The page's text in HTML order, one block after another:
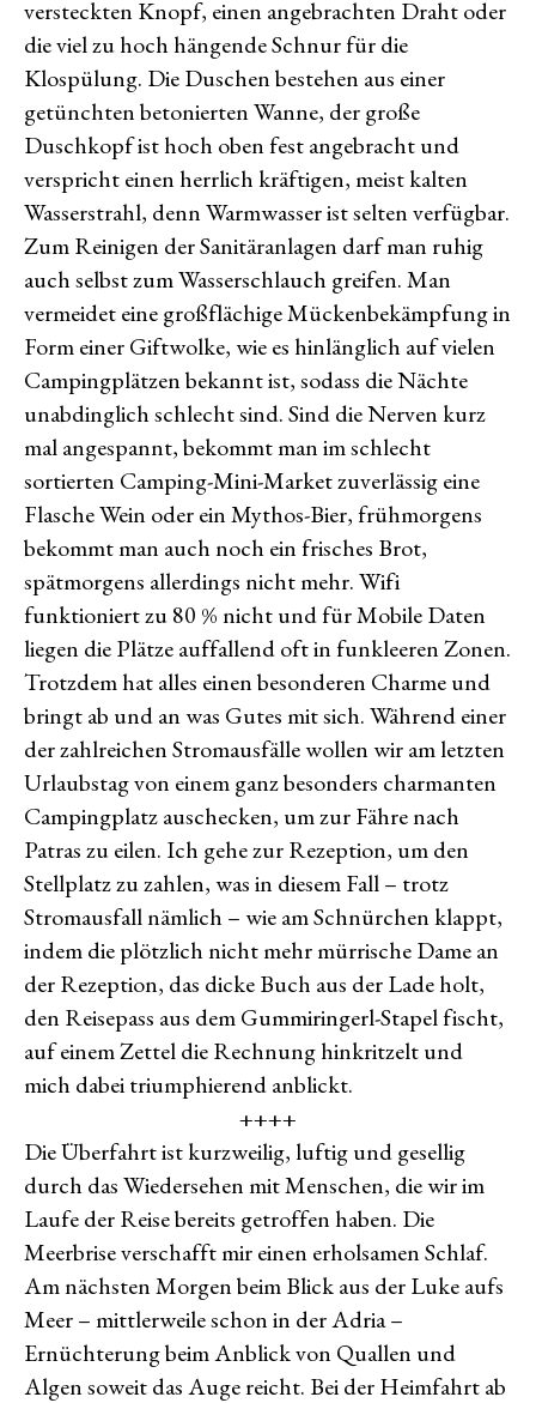
versteckten Knopf, einen angebrachten Draht oder
die viel zu hoch hängende Schnur für die
Klospülung. Die Duschen bestehen aus einer
getünchten betonierten Wanne, der große
Duschkopf ist hoch oben fest angebracht und
verspricht einen herrlich kräftigen, meist kalten
Wasserstrahl, denn Warmwasser ist selten verfügbar.
Zum Reinigen der Sanitäranlagen darf man ruhig
auch selbst zum Wasserschlauch greifen. Man
vermeidet eine großflächige Mückenbekämpfung in
Form einer Giftwolke, wie es hinlänglich auf vielen
Campingplätzen bekannt ist, sodass die Nächte
unabdinglich schlecht sind. Sind die Nerven kurz
mal angespannt, bekommt man im schlecht
sortierten Camping-Mini-Market zuverlässig eine
Flasche Wein oder ein Mythos-Bier, frühmorgens
bekommt man auch noch ein frisches Brot,
spätmorgens allerdings nicht mehr. Wifi
funktioniert zu 80 % nicht und für Mobile Daten
liegen die Plätze auffallend oft in funkleeren Zonen.
Trotzdem hat alles einen besonderen Charme und
bringt ab und an was Gutes mit sich. Während einer
der zahlreichen Stromausfälle wollen wir am letzten
Urlaubstag von einem ganz besonders charmanten
Campingplatz auschecken, um zur Fähre nach
Patras zu eilen. Ich gehe zur Rezeption, um den
Stellplatz zu zahlen, was in diesem Fall – trotz
Stromausfall nämlich – wie am Schnürchen klappt,
indem die plötzlich nicht mehr mürrische Dame an
der Rezeption, das dicke Buch aus der Lade holt,
den Reisepass aus dem Gummiringerl-Stapel fischt,
auf einem Zettel die Rechnung hinkritzelt und
mich dabei triumphierend anblickt.
++++
Die Überfahrt ist kurzweilig, luftig und gesellig
durch das Wiedersehen mit Menschen, die wir im
Laufe der Reise bereits getroffen haben. Die
Meerbrise verschafft mir einen erholsamen Schlaf.
Am nächsten Morgen beim Blick aus der Luke aufs
Meer – mittlerweile schon in der Adria –
Ernüchterung beim Anblick von Quallen und
Algen soweit das Auge reicht. Bei der Heimfahrt ab